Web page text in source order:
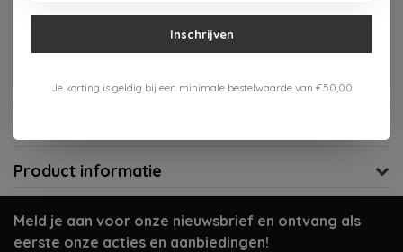
Gratis verzenden vanaf 75,-
Meer informatie?Neem contact op over dit product
Product informatie
Meld je aan voor onze nieuwsbrief en ontvang als
eerste onze acties en aanbiedingen!
Inschrijven
Je korting is geldig bij een minimale bestelwaarde van €50,00